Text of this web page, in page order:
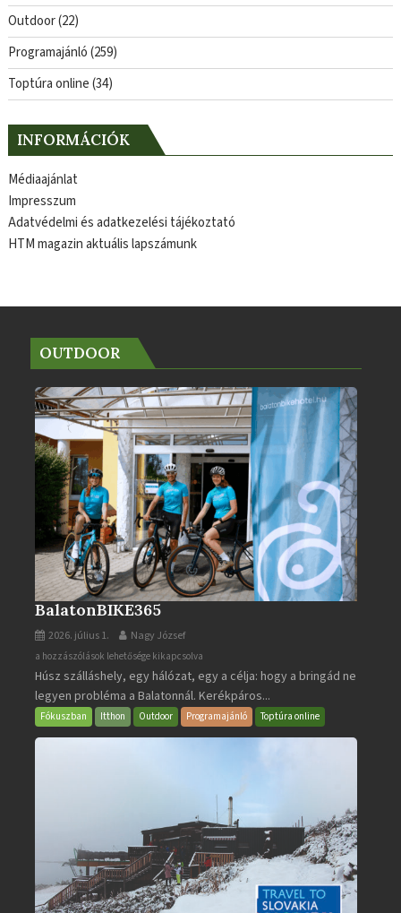
Outdoor(22)
Programajánló(259)
Toptúra online(34)
INFORMÁCIÓK
Médiaajánlat
Impresszum
Adatvédelmi és adatkezelési tájékoztató
HTM magazin aktuális lapszámunk
OUTDOOR
BalatonBIKE365
2026. július 1. Nagy József
BalatonBIKE365
bejegyzéshez
a hozzászólások lehetősége kikapcsolva
Húsz szálláshely, egy hálózat, egy a célja: hogy a bringád ne
legyen probléma a Balatonnál. Kerékpáros...
Fókuszban Itthon Outdoor Programajánló Toptúra online